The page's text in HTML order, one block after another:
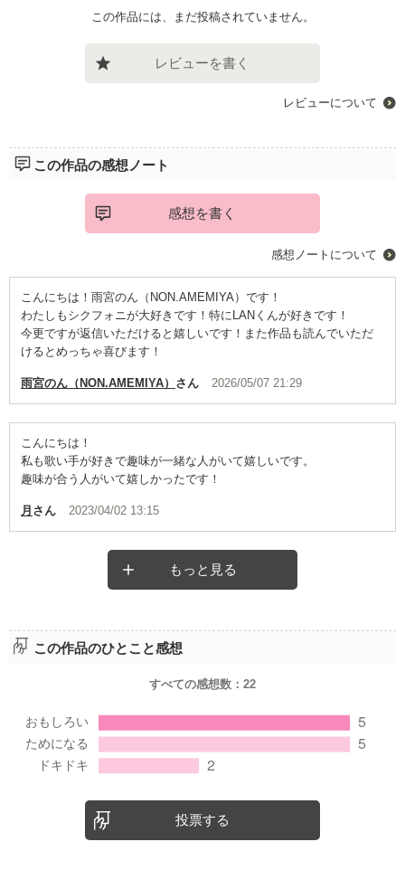
この作品には、まだ投稿されていません。
レビューを書く
レビューについて
この作品の感想ノート
感想を書く
感想ノートについて
こんにちは！雨宮のん（NON.AMEMIYA）です！
わたしもシクフォニが大好きです！特にLANくんが好きです！
今更ですが返信いただけると嬉しいです！また作品も読んでいただ
けるとめっちゃ喜びます！
雨宮のん（NON.AMEMIYA） さん 2026/05/07 21:29
こんにちは！
私も歌い手が好きで趣味が一緒な人がいて嬉しいです。
趣味が合う人がいて嬉しかったです！
月 さん 2023/04/02 13:15
もっと見る
この作品のひとこと感想
すべての感想数： 22
投票する